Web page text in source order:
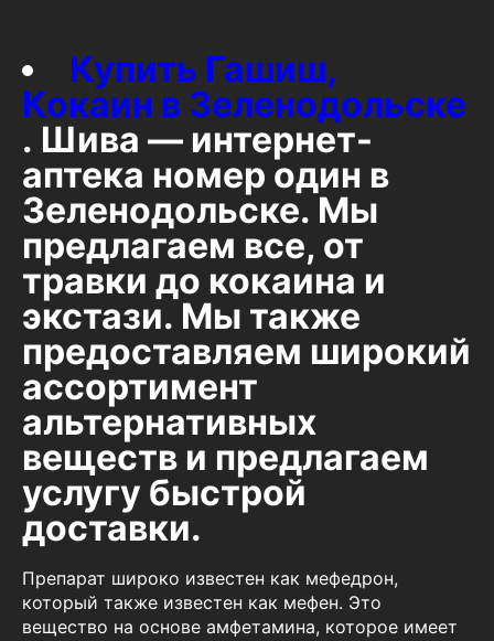
Купить Гашиш,
Кокаин в Зеленодольске
. Шива — интернет-
аптека номер один в
Зеленодольске. Мы
предлагаем все, от
травки до кокаина и
экстази. Мы также
предоставляем широкий
ассортимент
альтернативных
веществ и предлагаем
услугу быстрой
доставки.
Препарат широко известен как мефедрон,
который также известен как мефен. Это
вещество на основе амфетамина, которое имеет